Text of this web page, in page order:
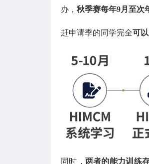
办， 秋季赛每年9月至次
赶申请季的同学完全可
同时， 两者的能力训练